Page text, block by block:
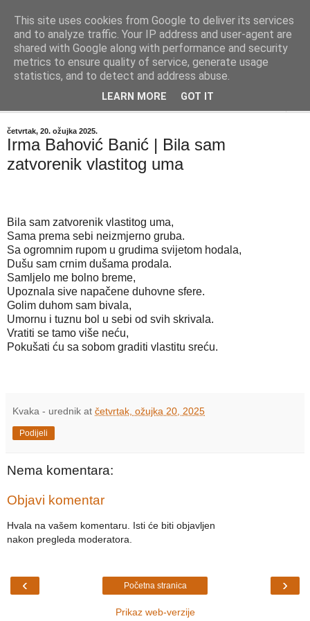
"Kvaka"
Časopis za književnost ISSN 2459-5632
četvrtak, 20. ožujka 2025.
Irma Bahović Banić | Bila sam
zatvorenik vlastitog uma
Bila sam zatvorenik vlastitog uma,
Sama prema sebi neizmjerno gruba.
Sa ogromnim rupom u grudima svijetom hodala,
Dušu sam crnim dušama prodala.
Samljelo me bolno breme,
Upoznala sive napačene duhovne sfere.
Golim duhom sam bivala,
Umornu i tuznu bol u sebi od svih skrivala.
Vratiti se tamo više neću,
Pokušati ću sa sobom graditi vlastitu sreću.
Kvaka - urednik at četvrtak, ožujka 20, 2025
Podijeli
Nema komentara:
Objavi komentar
Hvala na vašem komentaru. Isti će biti objavljen
nakon pregleda moderatora.
‹ ›
Početna stranica
Prikaz web-verzije
This site uses cookies from Google to deliver its services
and to analyze traffic. Your IP address and user-agent are
shared with Google along with performance and security
metrics to ensure quality of service, generate usage
statistics, and to detect and address abuse.
LEARN MORE GOT IT